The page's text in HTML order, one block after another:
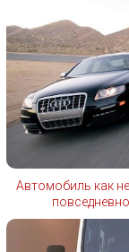
Автомобиль как